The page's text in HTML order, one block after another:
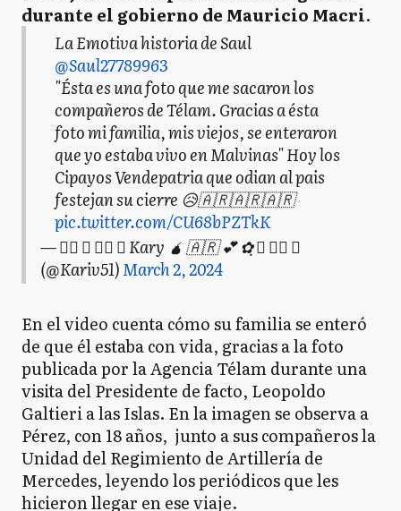
durante el gobierno de Mauricio Macri.
La Emotiva historia de Saul
@Saul27789963
"Ésta es una foto que me sacaron los
compañeros de Télam. Gracias a ésta
foto mi familia, mis viejos, se enteraron
que yo estaba vivo en Malvinas" Hoy los
Cipayos Vendepatria que odian al pais
festejan su cierre 😥🇦🇷🇦🇷🇦🇷
pic.twitter.com/CU68bPZTkK
— ✿ฺ ♡ ✿ฺ ♡ Kary 🧉 🇦🇷 💕 ✿ฺ ♡ ✿ฺ ♡
(@Kariv51)March 2, 2024
En el video cuenta cómo su familia se enteró
de que él estaba con vida, gracias a la foto
publicada por la Agencia Télam durante una
visita del Presidente de facto, Leopoldo
Galtieri a las Islas. En la imagen se observa a
Pérez, con 18 años, junto a sus compañeros la
Unidad del Regimiento de Artillería de
Mercedes, leyendo los periódicos que les
hicieron llegar en ese viaje.